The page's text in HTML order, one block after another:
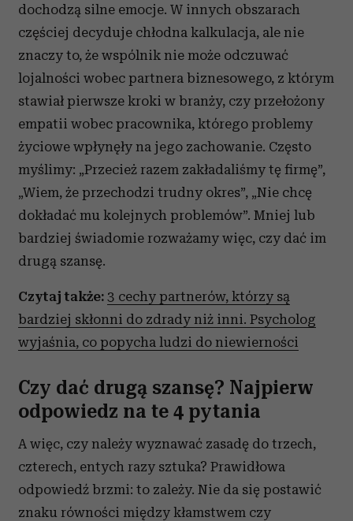
dochodzą silne emocje. W innych obszarach
częściej decyduje chłodna kalkulacja, ale nie
znaczy to, że wspólnik nie może odczuwać
lojalności wobec partnera biznesowego, z którym
stawiał pierwsze kroki w branży, czy przełożony
empatii wobec pracownika, którego problemy
życiowe wpłynęły na jego zachowanie. Często
myślimy: „Przecież razem zakładaliśmy tę firmę”,
„Wiem, że przechodzi trudny okres”, „Nie chcę
dokładać mu kolejnych problemów”. Mniej lub
bardziej świadomie rozważamy więc, czy dać im
drugą szansę.
Czytaj także: 3 cechy partnerów, którzy są
bardziej skłonni do zdrady niż inni. Psycholog
wyjaśnia, co popycha ludzi do niewierności
Czy dać drugą szansę? Najpierw
odpowiedz na te 4 pytania
A więc, czy należy wyznawać zasadę do trzech,
czterech, entych razy sztuka? Prawidłowa
odpowiedź brzmi: to zależy. Nie da się postawić
znaku równości między kłamstwem czy